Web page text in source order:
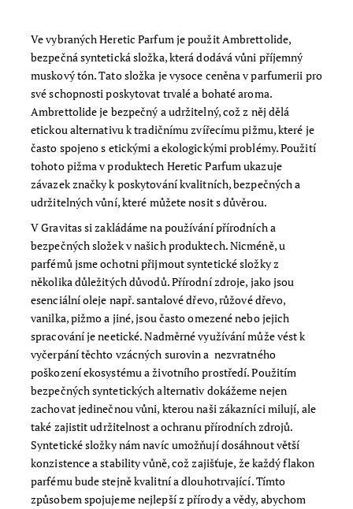
Ve vybraných Heretic Parfum je použit Ambrettolide,
bezpečná syntetická složka, která dodává vůni příjemný
muskový tón. Tato složka je vysoce ceněna v parfumerii pro
své schopnosti poskytovat trvalé a bohaté aroma.
Ambrettolide je bezpečný a udržitelný, což z něj dělá
etickou alternativu k tradičnímu zvířecímu pižmu, které je
často spojeno s etickými a ekologickými problémy. Použití
tohoto pižma v produktech Heretic Parfum ukazuje
závazek značky k poskytování kvalitních, bezpečných a
udržitelných vůní, které můžete nosit s důvěrou.
V Gravitas si zakládáme na používání přírodních a
bezpečných složek v našich produktech. Nicméně, u
parfémů jsme ochotni přijmout syntetické složky z
několika důležitých důvodů. Přírodní zdroje, jako jsou
esenciální oleje např. santalové dřevo, růžové dřevo,
vanilka, pižmo a jiné, jsou často omezené nebo jejich
spracování je neetické. Nadměrné využívání může vést k
vyčerpání těchto vzácných surovin a nezvratného
poškození ekosystému a životního prostředí. Použitím
bezpečných syntetických alternativ dokážeme nejen
zachovat jedinečnou vůni, kterou naši zákazníci milují, ale
také zajistit udržitelnost a ochranu přírodních zdrojů.
Syntetické složky nám navíc umožňují dosáhnout větší
konzistence a stability vůně, což zajišťuje, že každý flakon
parfému bude stejně kvalitní a dlouhotrvající. Tímto
způsobem spojujeme nejlepší z přírody a vědy, abychom